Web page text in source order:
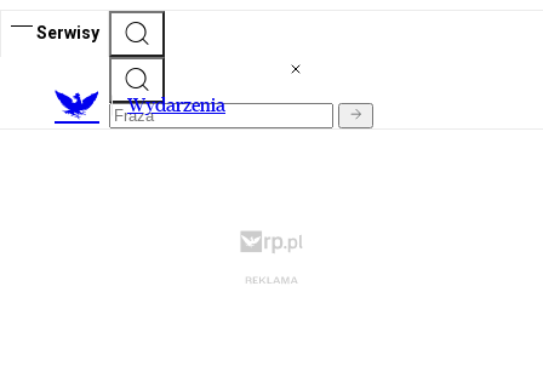
Serwisy
Wydarzenia